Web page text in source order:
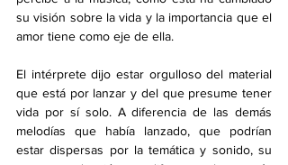
su visión sobre la vida y la importancia que el
amor tiene como eje de ella.
El intérprete dijo estar orgulloso del material
que está por lanzar y del que presume tener
vida por sí solo. A diferencia de las demás
melodías que había lanzado, que podrían
estar dispersas por la temática y sonido, su